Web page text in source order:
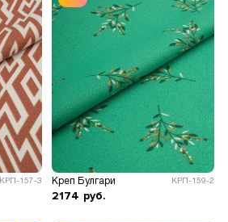
КРП-157-3 Креп Булгари КРП-159-2
2174 руб.